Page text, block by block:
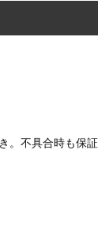
。不具合時も保